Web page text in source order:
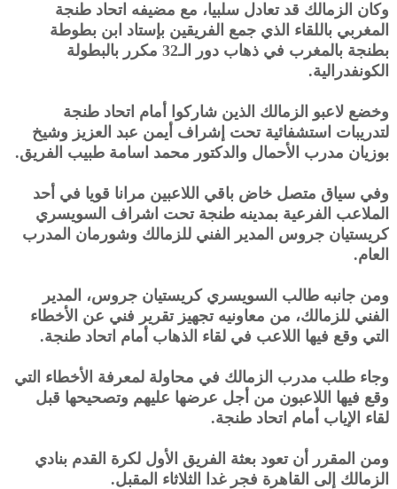
وكان الزمالك قد تعادل سلبيا، مع مضيفه اتحاد طنجة
المغربي باللقاء الذي جمع الفريقين بإستاد ابن بطوطة
بطنجة بالمغرب في ذهاب دور الـ32 مكرر بالبطولة
الكونفدرالية.
وخضع لاعبو الزمالك الذين شاركوا أمام اتحاد طنجة
لتدريبات استشفائية تحت إشراف أيمن عبد العزيز وشيخ
بوزيان مدرب الأحمال والدكتور محمد اسامة طبيب الفريق.
وفي سياق متصل خاض باقي اللاعبين مرانا قويا في أحد
الملاعب الفرعية بمدينه طنجة تحت اشراف السويسري
كريستيان جروس المدير الفني للزمالك وشورمان المدرب
العام.
ومن جانبه طالب السويسري كريستيان جروس، المدير
الفني للزمالك، من معاونيه تجهيز تقرير فني عن الأخطاء
التي وقع فيها اللاعب في لقاء الذهاب أمام اتحاد طنجة.
وجاء طلب مدرب الزمالك في محاولة لمعرفة الأخطاء التي
وقع فيها اللاعبون من أجل عرضها عليهم وتصحيحها قبل
لقاء الإياب أمام اتحاد طنجة.
ومن المقرر أن تعود بعثة الفريق الأول لكرة القدم بنادي
الزمالك إلى القاهرة فجر غدا الثلاثاء المقبل.